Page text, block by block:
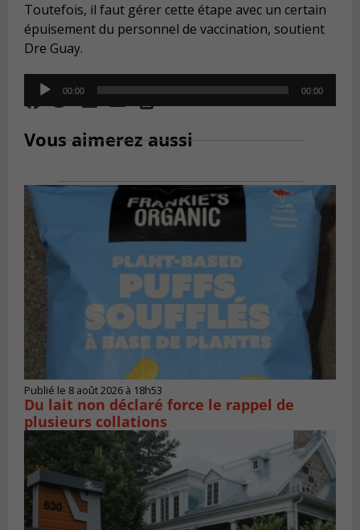
Toutefois, il faut gérer cette étape avec un certain
épuisement du personnel de vaccination, soutient
Dre Guay.
Audio
Player
00:00 00:00
Vous aimerez aussi
Publié le 8 août 2026 à 18h53
Du lait non déclaré force le rappel de
plusieurs collations